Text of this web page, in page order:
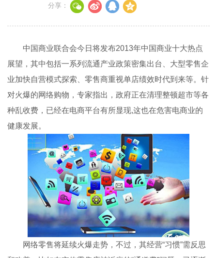
分享：
中国商业联合会今日将发布2013年中国商业十大热点
展望，其中包括一系列流通产业政策密集出台、大型零售企
业加快自营模式探索、零售商重视单店绩效时代到来等。针
对火爆的网络购物，专家指出，政府正在清理整顿超市等各
种乱收费，已经在电商平台有所显现,这也在危害电商业的
健康发展。
网络零售将延续火爆走势，不过，其经营“习惯”需反思